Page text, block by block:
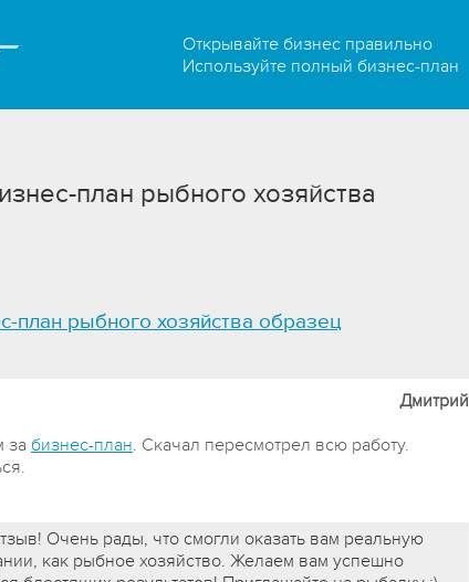
Открывайте бизнес правильно
Используйте полный бизнес-план
план рыбного хозяйства
план рыбного хозяйства образец
Дмитрий
за бизнес-план. Скачал пересмотрел всю работу.
Очень рады, что смогли оказать вам реальную
как рыбное хозяйство. Желаем вам успешно